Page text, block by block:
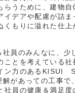
うために、建物自
デアや配慮が詰ま
もりに溢れた仕上
員のみんなに、少
とを考えている社
ン力のあるKISUI
があっての工事で
員の健康＆満足度